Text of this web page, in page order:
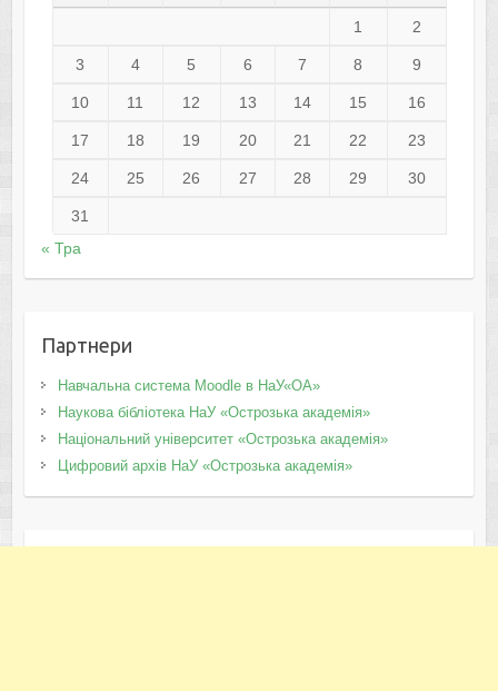
1 2
3 4 5 6 7 8 9
10 11 12 13 14 15 16
17 18 19 20 21 22 23
24 25 26 27 28 29 30
31
« Тра
Партнери
Навчальна система Moodle в НаУ«ОА»
Наукова бібліотека НаУ «Острозька академія»
Національний університет «Острозька академія»
Цифровий архів НаУ «Острозька академія»